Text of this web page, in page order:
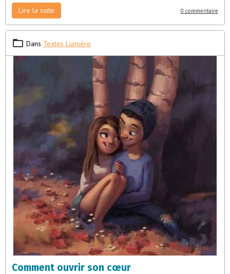
Lire la suite 0 commentaire
Dans Textes Lumière
Comment ouvrir son cœur